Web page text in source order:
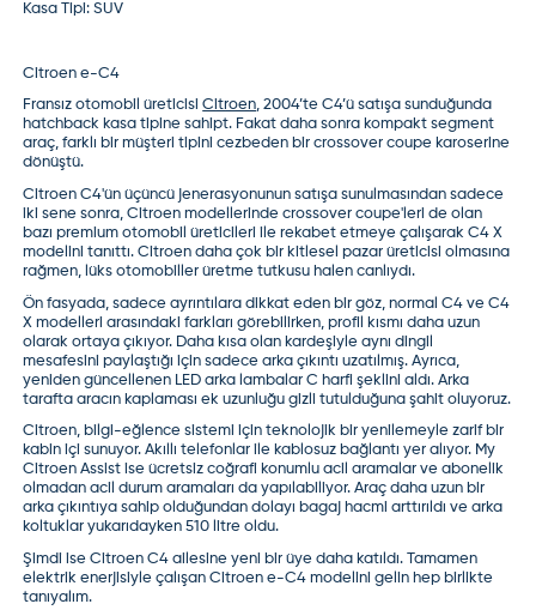
Kasa Tipi: SUV
Citroen e-C4
Fransız otomobil üreticisiCitroen, 2004’te C4’ü satışa sunduğunda
hatchback kasa tipine sahipt. Fakat daha sonra kompakt segment
araç, farklı bir müşteri tipini cezbeden bir crossover coupe karoserine
dönüştü.
Citroen C4'ün üçüncü jenerasyonunun satışa sunulmasından sadece
iki sene sonra, Citroen modellerinde crossover coupe'leri de olan
bazı premium otomobil üreticileri ile rekabet etmeye çalışarak C4 X
modelini tanıttı. Citroen daha çok bir kitlesel pazar üreticisi olmasına
rağmen, lüks otomobiller üretme tutkusu halen canlıydı.
Ön fasyada, sadece ayrıntılara dikkat eden bir göz, normal C4 ve C4
X modelleri arasındaki farkları görebilirken, profil kısmı daha uzun
olarak ortaya çıkıyor. Daha kısa olan kardeşiyle aynı dingil
mesafesini paylaştığı için sadece arka çıkıntı uzatılmış. Ayrıca,
yeniden güncellenen LED arka lambalar C harfi şeklini aldı. Arka
tarafta aracın kaplaması ek uzunluğu gizli tutulduğuna şahit oluyoruz.
Citroen, bilgi-eğlence sistemi için teknolojik bir yenilemeyle zarif bir
kabin içi sunuyor. Akıllı telefonlar ile kablosuz bağlantı yer alıyor. My
Citroen Assist ise ücretsiz coğrafi konumlu acil aramalar ve abonelik
olmadan acil durum aramaları da yapılabiliyor. Araç daha uzun bir
arka çıkıntıya sahip olduğundan dolayı bagaj hacmi arttırıldı ve arka
koltuklar yukarıdayken 510 litre oldu.
Şimdi ise Citroen C4 ailesine yeni bir üye daha katıldı. Tamamen
elektrik enerjisiyle çalışan Citroen e-C4 modelini gelin hep birlikte
tanıyalım.